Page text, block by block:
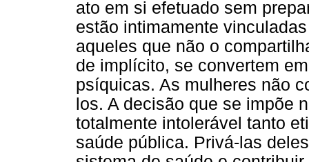
ato em si efetuado sem
estão intimamente
aqueles que não o
de implícito, se convertem
psíquicas. As mulheres não
los. A decisão que se impõe
totalmente intolerável tanto
saúde pública. Privá-las